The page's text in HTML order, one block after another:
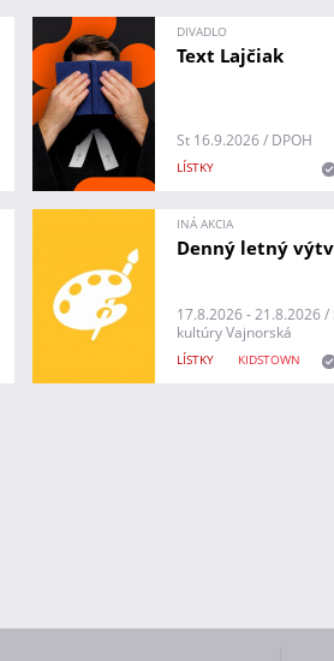
DIVADLO
Text Lajčiak
LÍSTKY
St 16.9.2026 / DPOH
INÁ AKCIA
Denný letný
LÍSTKY
17.8.2026 - 21.8.2026
kultúry Vajnorská
KIDSTOWN